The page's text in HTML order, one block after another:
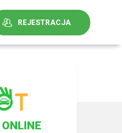
REJESTRACJA